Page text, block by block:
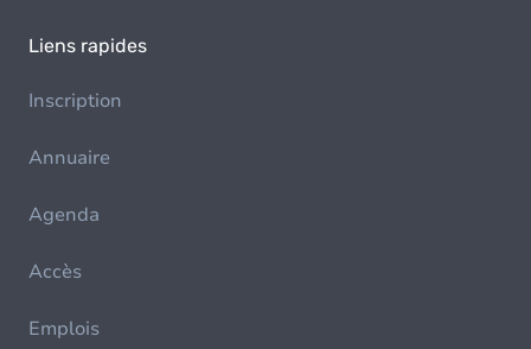
Liens rapides
Inscription
Annuaire
Agenda
Accès
Emplois